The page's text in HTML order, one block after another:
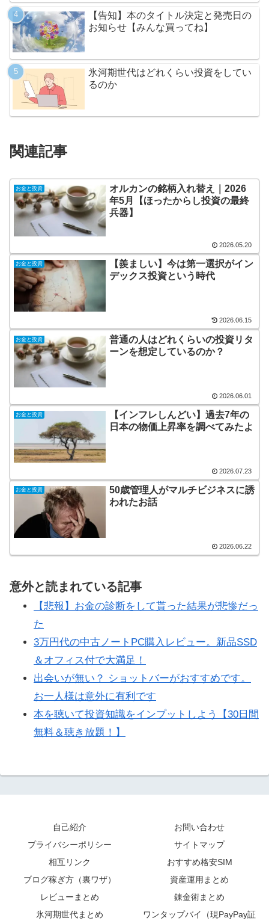
【告知】本のタイトル決定と発売日の
お知らせ【みんな買ってね】
氷河期世代はどれくらい投資をしてい
るのか
関連記事
お金と投資
オルカンの銘柄入れ替え｜2026
年5月【ほったからし投資の最終
兵器】
2026.05.20
お金と投資
【羨ましい】今は第一選択がイン
デックス投資という時代
2026.06.15
お金と投資
普通の人はどれくらいの投資リタ
ーンを想定しているのか？
2026.06.01
お金と投資
【インフレしんどい】過去7年の
日本の物価上昇率を調べてみたよ
2026.07.23
お金と投資
50歳管理人がマルチビジネスに誘
われたお話
2026.06.22
意外と読まれている記事
【悲報】お金の診断をして貰った結果が悲惨だっ
た
3万円代の中古ノートPC購入レビュー。新品SSD
＆オフィス付で大満足！
出会いが無い？ ショットバーがおすすめです。
お一人様は意外に有利です
本を聴いて投資知識をインプットしよう【30日間
無料＆聴き放題！】
自己紹介
お問い合わせ
プライバシーポリシー
サイトマップ
相互リンク
おすすめ格安SIM
ブログ稼ぎ方（裏ワザ）
資産運用まとめ
レビューまとめ
錬金術まとめ
氷河期世代まとめ
ワンタップバイ（現PayPay証